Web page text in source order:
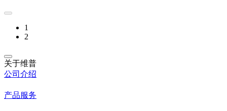
1
2
关于维普
公司介绍
产品服务